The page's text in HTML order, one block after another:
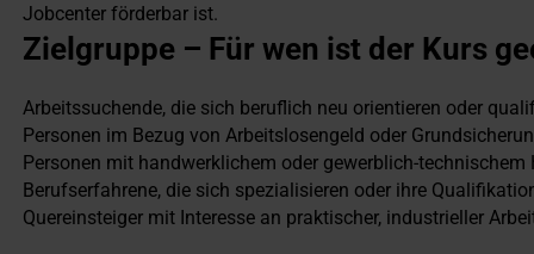
Jobcenter förderbar ist.
Zielgruppe – Für wen ist der Kurs
Arbeitssuchende, die sich beruflich neu orientieren oder
Personen im Bezug von Arbeitslosengeld oder
Personen mit handwerklichem oder gewerblich-
Berufserfahrene, die sich spezialisieren oder ihre
Quereinsteiger mit Interesse an praktischer, industrieller